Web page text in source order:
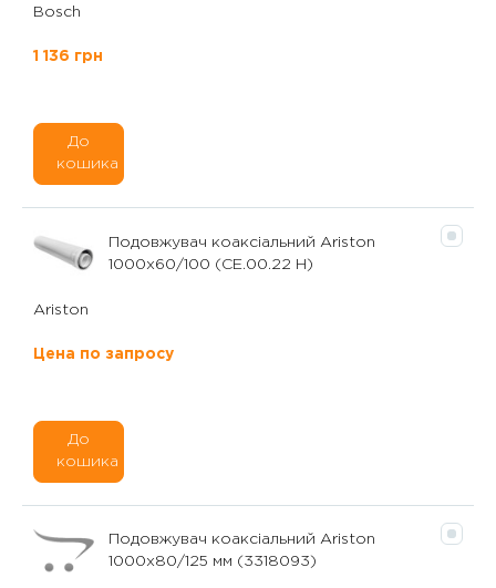
Bosch
1 136 грн
До
кошика
Подовжувач коаксіальний Ariston
1000x60/100 (CE.00.22 H)
Ariston
Цена по запросу
До
кошика
Подовжувач коаксіальний Ariston
1000x80/125 мм (3318093)